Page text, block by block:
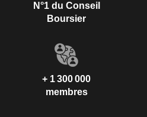
N°1 du Conseil
Boursier
+ 1 300 000
membres